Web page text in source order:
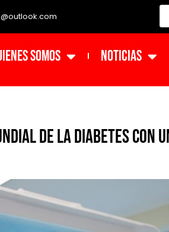
Somos NOTICIAS
de la Diabetes con